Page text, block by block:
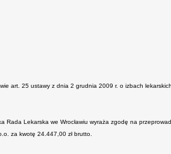
art. 25 ustawy z dnia 2 grudnia 2009 r. o izbach
Rada Lekarska we Wrocławiu wyraża zgodę na
za kwotę 24.447,00 zł brutto.